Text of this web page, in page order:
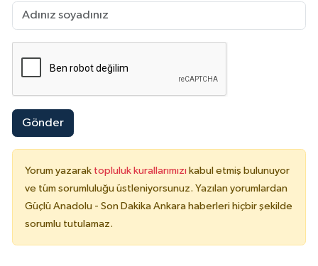
Gönder
Yorum yazarak topluluk kurallarımızı kabul etmiş bulunuyor
ve tüm sorumluluğu üstleniyorsunuz. Yazılan yorumlardan
Güçlü Anadolu - Son Dakika Ankara haberleri hiçbir şekilde
sorumlu tutulamaz.